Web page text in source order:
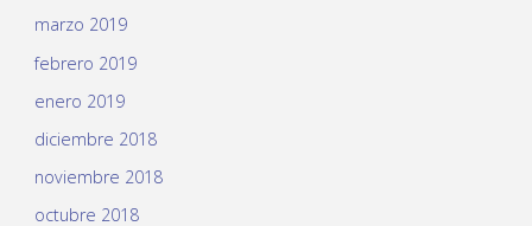
marzo 2019
febrero 2019
enero 2019
diciembre 2018
noviembre 2018
octubre 2018